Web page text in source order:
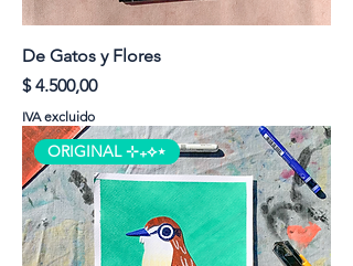
De Gatos y Flores
Precio
$ 4.500,00
IVA excluido
ORIGINAL ⊹₊⟡⋆